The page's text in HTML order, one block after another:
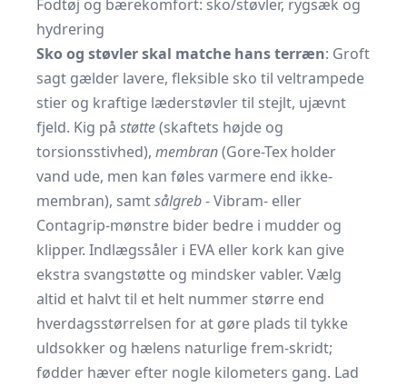
Fodtøj og bærekomfort: sko/støvler, rygsæk og
hydrering
Sko og støvler skal matche hans terræn: Groft
sagt gælder lavere, fleksible sko til veltrampede
stier og kraftige læderstøvler til stejlt, ujævnt
fjeld. Kig på støtte(skaftets højde og
torsionsstivhed), membran(Gore-Tex holder
vand ude, men kan føles varmere end ikke-
membran), samtsålgreb- Vibram- eller
Contagrip-mønstre bider bedre i mudder og
klipper. Indlægssåler i EVA eller kork kan give
ekstra svangstøtte og mindsker vabler. Vælg
altid et halvt til et helt nummer større end
hverdags­størrelsen for at gøre plads til tykke
uldsokker og hælens naturlige frem-skridt;
fødder hæver efter nogle kilometers gang. Lad